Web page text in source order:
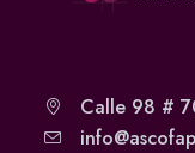
Calle 98 #